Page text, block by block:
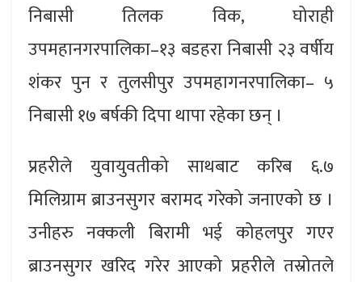
निबासी तिलक विक, घोराही
उपमहानगरपालिका–१३ बडहरा निबासी २३ वर्षीय
शंकर पुन र तुलसीपुर उपमहागनरपालिका– ५
निबासी १७ बर्षकी दिपा थापा रहेका छन् ।
प्रहरीले युवायुवतीको साथबाट करिब ६.७
मिलिग्राम ब्राउनसुगर बरामद गरेको जनाएको छ ।
उनीहरु नक्कली बिरामी भई कोहलपुर गएर
ब्राउनसुगर खरिद गरेर आएको प्रहरीले तस्रोतले